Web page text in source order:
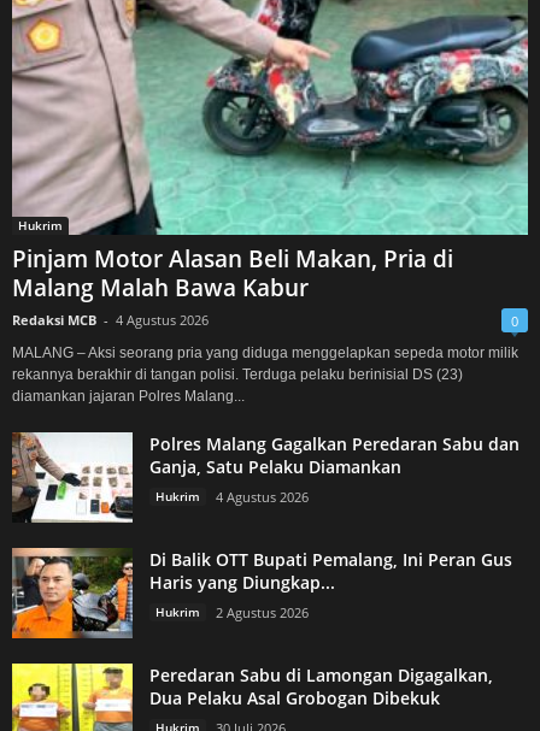
Hukrim
Pinjam Motor Alasan Beli Makan, Pria di
Malang Malah Bawa Kabur
Redaksi MCB - 4 Agustus 2026 0
MALANG – Aksi seorang pria yang diduga menggelapkan sepeda motor milik
rekannya berakhir di tangan polisi. Terduga pelaku berinisial DS (23)
diamankan jajaran Polres Malang...
Polres Malang Gagalkan Peredaran Sabu dan
Ganja, Satu Pelaku Diamankan
Hukrim 4 Agustus 2026
Di Balik OTT Bupati Pemalang, Ini Peran Gus
Haris yang Diungkap...
Hukrim 2 Agustus 2026
Peredaran Sabu di Lamongan Digagalkan,
Dua Pelaku Asal Grobogan Dibekuk
Hukrim